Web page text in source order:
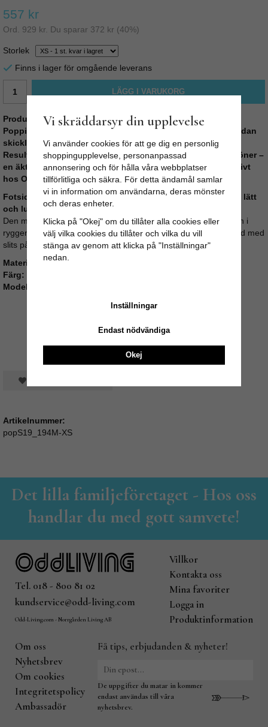
557 kr
Ord. 929 kr . Du sparar 372 kr (40%)
Storlek
Finns i lager för omgående leverans
LÄGG I VARUKORG
Produktbeskrivning:
Poppins Clothing väljer personligen alla tyger och låter sedan
skickliga skräddare sy plaggen hemma på egen symaskin.
Resultatet blirhög kvalitet, bra arbetsvillkor och rättvisa löner –
en äkta Fair Fashion-produkt i begränsad upplaga, exklusivt
hos Odd-Living.
Fotsid sommarklänning “Sara” från Poppins Clothing – en lätt
och luftig maxiklänning i 100 % bomull.
Den mönstrade klänningen har knytband på axlarna och stretch i
ryggen för en snygg och bekväm passform. Klänningen är fotsid med
slits på båda sidor, vilket ger en elegant och somrig look.
Material:
100 % bomull
Färg:
Modell:
Spara som favorit
Artikelnummer:
popS19_194M-XS
Det lilla familjeföretaget - Hos oss
handlar du med gott samvete!
Tel. 018 - 800 81 02
kundservice@odd-living.com
Odd-Living.com - Norrgården Living AB
Villkor
Kontakta oss
Mina favoriter
Logga in
Produktinformation
Om oss
Nyhetsbrev
Om cookies
Integritetspolicy
Ambassadör
Få tips, erbjudanden & nyheter!
De uppgifter du matar in kommer
endast användas till våra
nyhetsbrev.
Vi skräddarsyr din upplevelse
Vi använder cookies för att ge dig en personlig
shoppingupplevelse, personanpassad
annonsering och för hålla våra webbplatser
tillförlitliga och säkra. För detta ändamål samlar
vi in information om användarna, deras mönster
och deras enheter.
Klicka på "Okej" om du tillåter alla cookies eller
välj vilka cookies du tillåter och vilka du vill
stänga av genom att klicka på "Inställningar"
nedan.
Inställningar
Endast nödvändiga
Okej